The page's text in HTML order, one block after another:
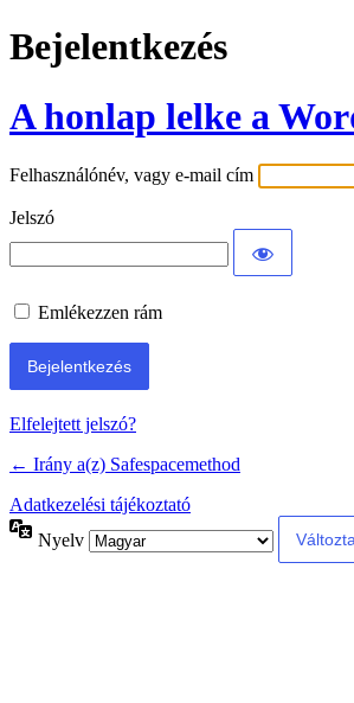
Bejelentkezés
A honlap lelke a
Felhasználónév, vagy e-mail cím
Jelszó
Emlékezzen rám
Elfelejtett jelszó?
← Irány a(z) Safespacemethod
Adatkezelési tájékoztató
Nyelv